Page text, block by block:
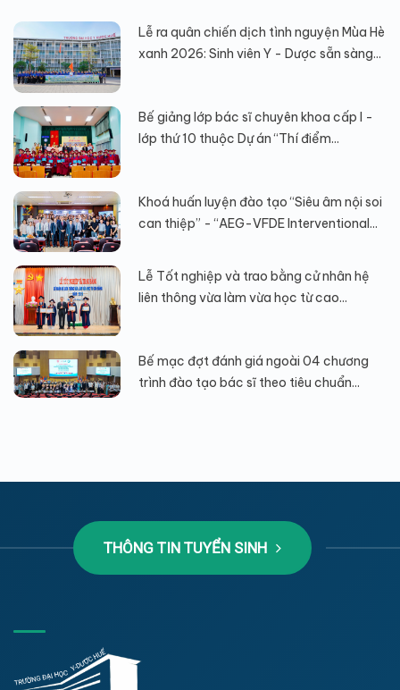
Lễ ra quân chiến dịch tình nguyện Mùa Hè
xanh 2026: Sinh viên Y - Dược sẵn sàng...
Bế giảng lớp bác sĩ chuyên khoa cấp I -
lớp thứ 10 thuộc Dự án “Thí điểm...
Khoá huấn luyện đào tạo “Siêu âm nội soi
can thiệp” - “AEG-VFDE Interventional...
Lễ Tốt nghiệp và trao bằng cử nhân hệ
liên thông vừa làm vừa học từ cao...
Bế mạc đợt đánh giá ngoài 04 chương
trình đào tạo bác sĩ theo tiêu chuẩn...
THÔNG TIN TUYỂN SINH